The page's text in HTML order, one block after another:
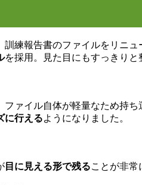
練報告書のファイルをリニュ
を採用。見た目にもすっきり
ァイル自体が軽量なため持ち
に行えるようになりました。
目に見える形で残ることが非常